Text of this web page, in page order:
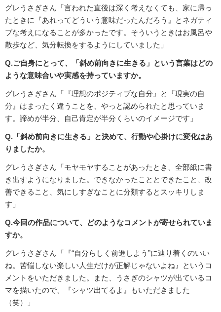
グレうさぎさん「言われた直後は深く考えなくても、家に帰っ
たときに『あれってどういう意味だったんだろう』とネガティ
ブな考えになることが多かったです。そういうときはお風呂や
散歩など、気分転換をするようにしていました」
Q.ご自身にとって、「斜め前向きに生きる」という言葉はどの
ような意味合いや実感を持っていますか。
グレうさぎさん「『理想のポジティブな自分』と『現実の自
分』はまったく違うことを、やっと認められたと思っていま
す。諦めが半分、自己肯定が半分くらいのイメージです」
Q.「斜め前向きに生きる」と決めて、行動や心掛けに変化はあ
りましたか。
グレうさぎさん「モヤモヤすることがあったとき、全部紙に書
き出すようになりました。できなかったこととできたこと、改
善できること、気にしすぎなことに分類するとスッキリしま
す」
Q.今回の作品について、どのようなコメントが寄せられていま
すか。
グレうさぎさん「『“自分らしく前進しよう”に辿り着くのいい
ね。苦悩しない楽しい人生だけが正解じゃないよね』というコ
メントをいただきました。また、うさぎのシャツが出ているコ
マを描いたので、『シャツ出てるよ』もいただきました
（笑）」